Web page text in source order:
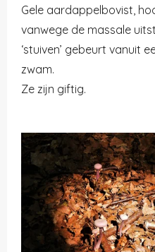
Gele aardappelbovist,
vanwege de massale
‘stuiven’ gebeurt vanuit
zwam.
Ze zijn giftig.